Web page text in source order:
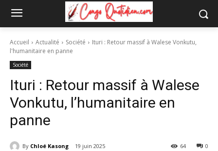
Accueil Actualité Société
Ituri : Retour massif à Walese Vonkutu,
l'humanitaire en panne
Société
Ituri : Retour massif à Walese
Vonkutu, l’humanitaire en
panne
By Chloé Kasong 19 juin 2025 0
64